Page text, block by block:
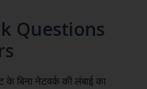
Questions
के बिना नेटवर्क की लंबाई का